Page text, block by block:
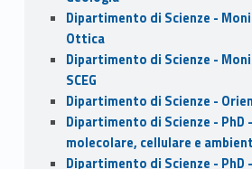
Dipartimento di Scienze -
Ottica
Dipartimento di Scienze -
SCEG
Dipartimento di Scienze -
Dipartimento di Scienze - PhD
molecolare, cellulare e
Dipartimento di Scienze - PhD